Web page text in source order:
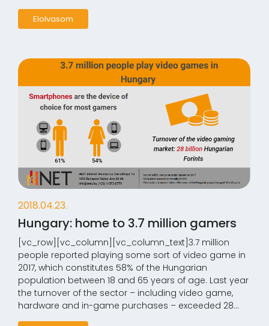
Elolvasom
2018.04.23.
Hungary: home to 3.7 million gamers
[vc_row][vc_column][vc_column_text]3.7 million
people reported playing some sort of video game in
2017, which constitutes 58% of the Hungarian
population between 18 and 65 years of age. Last year
the turnover of the sector – including video game,
hardware and in-game purchases – exceeded 28...